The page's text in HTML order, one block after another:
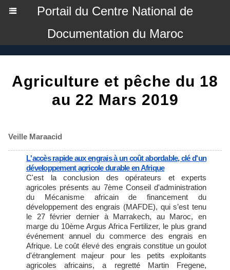
Portail du Centre National de
Documentation du Maroc
Agriculture et pêche du 18
au 22 Mars 2019
Veille Maraacid
L'accès rapide aux engrais à un coût abordable, clé d'un
développement agricole durable en Afrique
C'est la conclusion des opérateurs et experts
agricoles présents au 7ème Conseil d'administration
du Mécanisme africain de financement du
développement des engrais (MAFDE), qui s’est tenu
le 27 février dernier à Marrakech, au Maroc, en
marge du 10ème Argus Africa Fertilizer, le plus grand
événement annuel du commerce des engrais en
Afrique. Le coût élevé des engrais constitue un goulot
d'étranglement majeur pour les petits exploitants
agricoles africains, a regretté Martin Fregene,